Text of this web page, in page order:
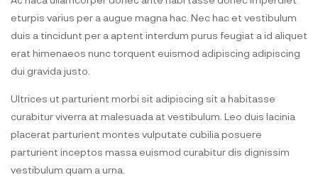
eturpis varius per a augue magna hac. Nec hac et vestibulum
duis a tincidunt per a aptent interdum purus feugiat a id aliquet
erat himenaeos nunc torquent euismod adipiscing adipiscing
dui gravida justo.
Ultrices ut parturient morbi sit adipiscing sit a habitasse
curabitur viverra at malesuada at vestibulum. Leo duis lacinia
placerat parturient montes vulputate cubilia posuere
parturient inceptos massa euismod curabitur dis dignissim
vestibulum quam a urna.